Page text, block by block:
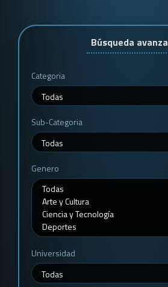
Búsqueda
Categoria
Sub-Categoria
Genero
Universidad